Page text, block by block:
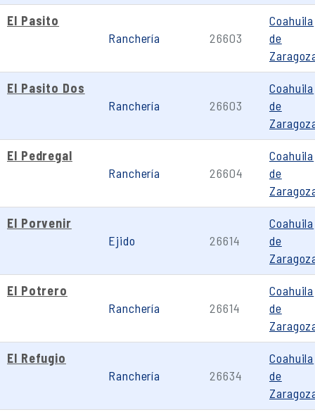
El Pasito
Ranchería
26603
Coahuila
de
El Pasito Dos
Ranchería
26603
Coahuila
de
El Pedregal
Ranchería
26604
Coahuila
de
El Porvenir
Ejido
26614
Coahuila
de
El Potrero
Ranchería
26614
Coahuila
de
El Refugio
Ranchería
26634
Coahuila
de